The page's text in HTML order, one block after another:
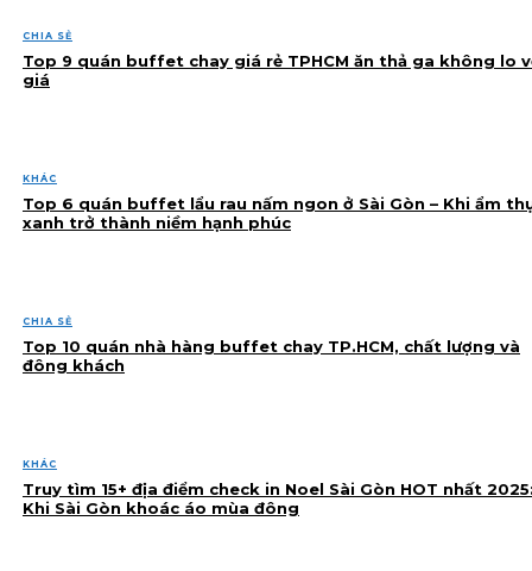
CHIA SẺ
Top 9 quán buffet chay giá rẻ TPHCM ăn thả ga không lo
giá
KHÁC
Top 6 quán buffet lẩu rau nấm ngon ở Sài Gòn – Khi ẩm
xanh trở thành niềm hạnh phúc
CHIA SẺ
Top 10 quán nhà hàng buffet chay TP.HCM, chất lượng và
đông khách
KHÁC
Truy tìm 15+ địa điểm check in Noel Sài Gòn HOT nhất
Khi Sài Gòn khoác áo mùa đông